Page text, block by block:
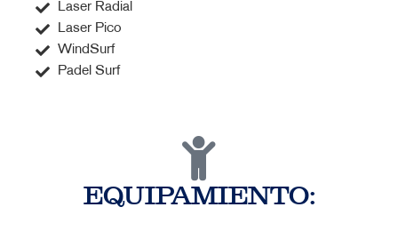
Laser Radial
Laser Pico
WindSurf
Padel Surf
EQUIPAMIENTO: